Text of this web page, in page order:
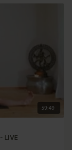
59:49
LIVE